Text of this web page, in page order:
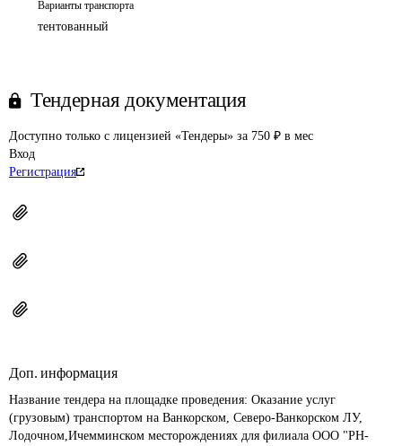
Варианты транспорта
тентованный
Тендерная документация
Доступно только с лицензией «Тендеры» за 750 ₽ в мес
Вход
Регистрация
Доп. информация
Название тендера на площадке проведения: Оказание услуг
(грузовым) транспортом на Ванкорском, Северо-Ванкорском ЛУ,
Лодочном,Ичемминском месторождениях для филиала ООО "РН-